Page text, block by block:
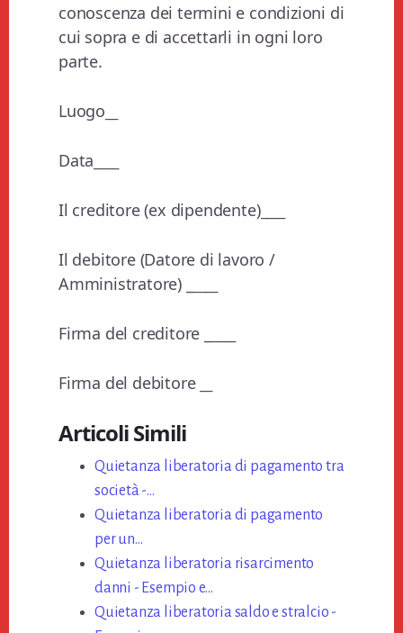
conoscenza dei termini e condizioni di
cui sopra e di accettarli in ogni loro
parte.
Luogo
Data
Il creditore (ex dipendente)____
Il debitore (Datore di lavoro /
Amministratore) _
Firma del creditore _
Firma del debitore
Articoli Simili
Quietanza liberatoria di pagamento tra
società -…
Quietanza liberatoria di pagamento
per un…
Quietanza liberatoria risarcimento
danni - Esempio e…
Quietanza liberatoria saldo e stralcio -